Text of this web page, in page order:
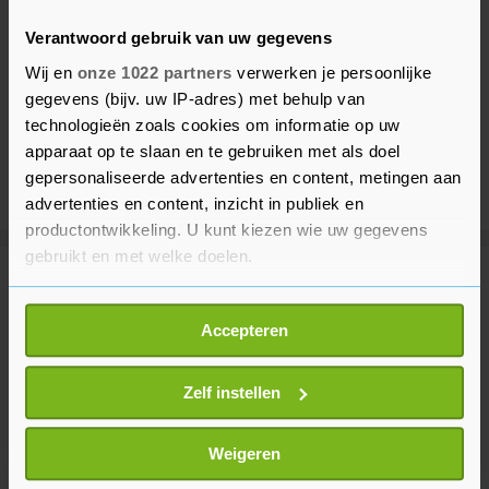
Verantwoord gebruik van uw gegevens
Wij en onze 1022 partners verwerken je persoonlijke
gegevens (bijv. uw IP-adres) met behulp van
technologieën zoals cookies om informatie op uw
apparaat op te slaan en te gebruiken met als doel
gepersonaliseerde advertenties en content, metingen aan
advertenties en content, inzicht in publiek en
productontwikkeling. U kunt kiezen wie uw gegevens
gebruikt en met welke doelen.
Als u het toestaat, willen we ook graag:
Informatie verzamelen over uw geografische
locatie, die tot een paar meter nauwkeurig kan zijn
Uw apparaat identificeren door het actief te
scannen op specifieke eigenschappen (fingerprinting)
Lees meer over hoe uw persoonlijke gegevens worden
verwerkt en stel uw voorkeuren in het
Accepteren
Zelf instellen
Weigeren
Meer uit Sport
Niewiadoma boos op ploeggenoot
Vollering na verliezen gele trui